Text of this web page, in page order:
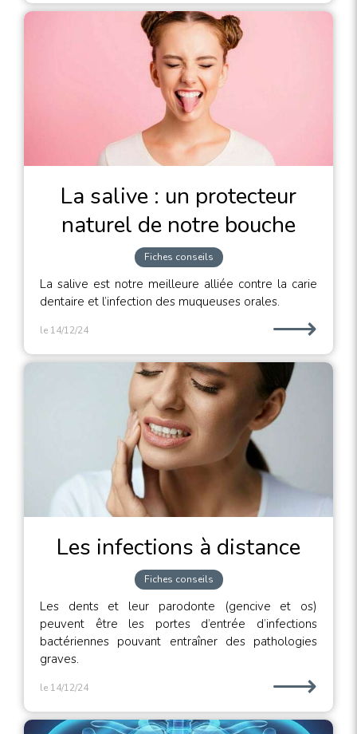
La salive : un protecteur
naturel de notre bouche
Fiches conseils
La salive est notre meilleure alliée contre la carie
dentaire et l’infection des muqueuses orales.
le 14/12/24 ⟶
Les infections à distance
Fiches conseils
Les dents et leur parodonte (gencive et os)
peuvent être les portes d’entrée d’infections
bactériennes pouvant entraîner des pathologies
graves.
le 14/12/24 ⟶